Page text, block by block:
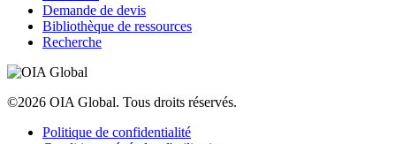
Demande de devis
Bibliothèque de ressources
Recherche
©2026 OIA Global. Tous droits réservés.
Politique de confidentialité